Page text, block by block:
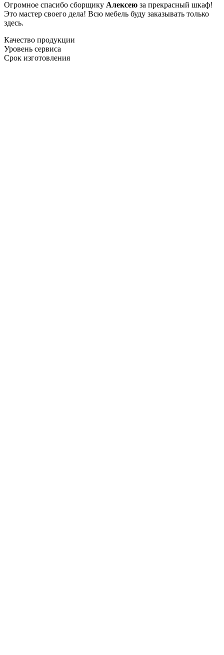
Огромное спасибо сборщику Алексею за прекрасный шкаф!
Это мастер своего дела! Всю мебель буду заказывать только
здесь.
Качество продукции
Уровень сервиса
Срок изготовления